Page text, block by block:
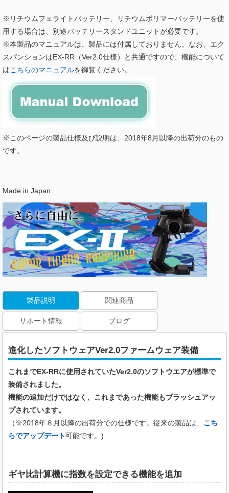
※リチウムフェライトバッテリー、リチウムポリマーバッテリーを使
用する場合は、別途バッテリースタンドユニットが必要です。
※本製品のマニュアルは、製品には付属しておりません。なお、エク
スパンションはEX-RR（Ver2.0仕様）と共通ですので、機能について
はこちらのマニュアルを御覧ください。
※このページの製品仕様及び説明は、2018年8月以降の出荷分のもの
です。
Made in Japan
製品説明 関連商品
サポート情報 ブログ
進化したソフトウェアVer2.0ファームウェア装備
これまでEX-RRに使用されていたVer2.0のソフトウエアが標準で
装備されました。
機能の追加だけではなく、これまであった機能もブラッシュアッ
プされています。
（​※2018年８月以降の出荷分での仕様です。従来の製品は、 こち
らでアップデート可能です。)
ギヤ比計算機に指数を設定できる機能を追加